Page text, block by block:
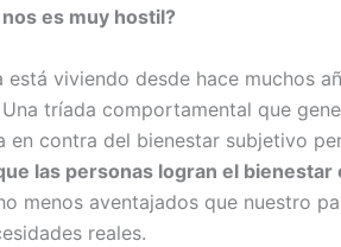
es muy hostil?
viviendo desde hace muchos
tríada comportamental que
en contra del bienestar subjetivo
las personas logran el bienestar
menos aventajados que nuestro
reales.